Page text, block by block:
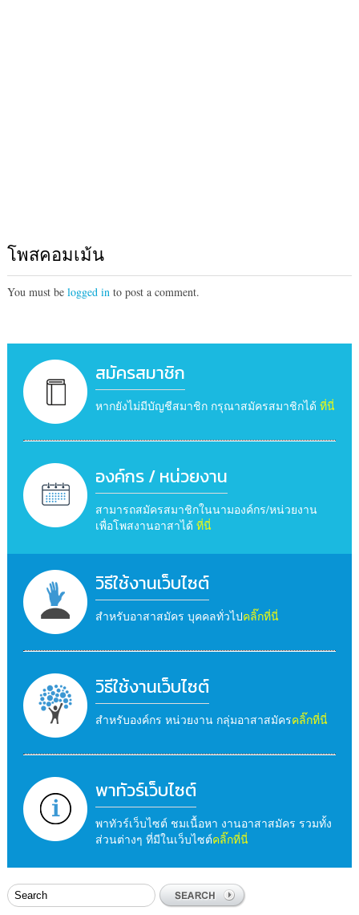
โพสคอมเม้น
You must be logged into post a comment.
สมัครสมาชิก
หากยังไม่มีบัญชีสมาชิก กรุณาสมัครสมาชิกได้ ที่นี่
องค์กร / หน่วยงาน
สามารถสมัครสมาชิกในนามองค์กร/หน่วยงาน
เพื่อโพสงานอาสาได้ ที่นี่
วิธีใช้งานเว็บไซต์
สำหรับอาสาสมัคร บุคคลทั่วไปคลิ๊กที่นี่
วิธีใช้งานเว็บไซต์
สำหรับองค์กร หน่วยงาน กลุ่มอาสาสมัครคลิ๊กที่นี่
พาทัวร์เว็บไซต์
พาทัวร์เว็บไซต์ ชมเนื้อหา งานอาสาสมัคร รวมทั้ง
ส่วนต่างๆ ที่มีในเว็บไซต์คลิ๊กที่นี่